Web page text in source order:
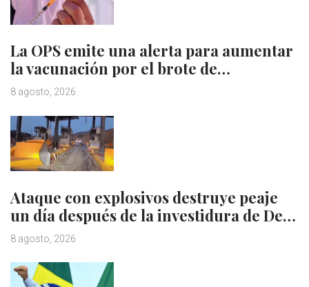
La OPS emite una alerta para aumentar
la vacunación por el brote de…
8 agosto, 2026
Ataque con explosivos destruye peaje
un día después de la investidura de De…
8 agosto, 2026